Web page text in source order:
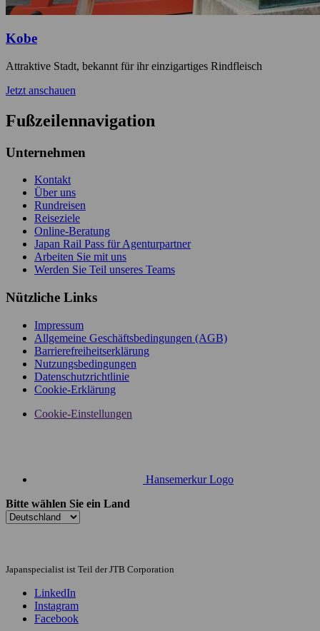
Kobe
Attraktive Stadt, bekannt für ihr einzigartiges Rindfleisch
Jetzt anschauen
Fußzeilennavigation
Unternehmen
Kontakt
Über uns
Rundreisen
Reiseziele
Online-Beratung
Japan Rail Pass für Agenturpartner
Arbeiten Sie mit uns
Werden Sie Teil unseres Teams
Nützliche Links
Impressum
Allgemeine Geschäftsbedingungen (AGB)
Barrierefreiheitserklärung
Nutzungsbedingungen
Datenschutzrichtlinie
Cookie-Erklärung
Cookie-Einstellungen
Hansemerkur Logo
Bitte wählen Sie ein Land
Japanspecialist ist Teil der JTB Corporation
LinkedIn
Instagram
Facebook